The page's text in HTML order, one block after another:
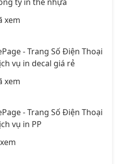
xem
- Trang Số Điện Thoại
vụ in decal giá rẻ
xem
- Trang Số Điện Thoại
vụ in PP